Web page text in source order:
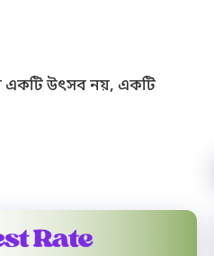
একটি উৎসব নয়, একটি